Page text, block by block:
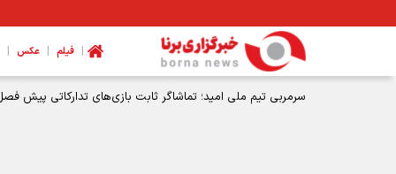
| فیلم | عکس |
سرمربی تیم ملی امید؛ تماشاگر ثابت بازی‌های تدارکاتی پیش